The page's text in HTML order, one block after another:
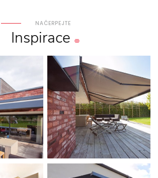
NAČERPEJTE
Inspirace